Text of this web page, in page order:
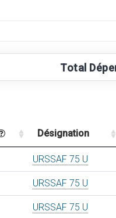
Total
Désignation
URSSAF 75 U
URSSAF 75 U
URSSAF 75 U